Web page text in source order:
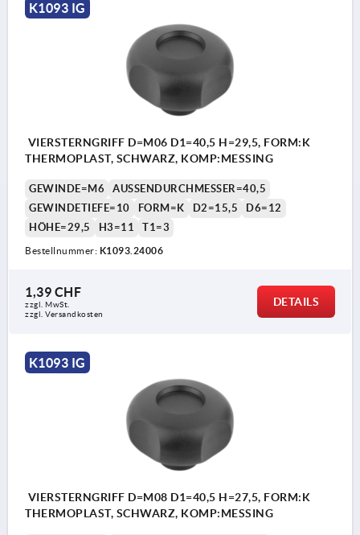
K1093 IG
VIERSTERNGRIFF D=M06 D1=40,5 H=29,5, FORM:K
THERMOPLAST, SCHWARZ, KOMP:MESSING
GEWINDE=M6
AUSSENDURCHMESSER=40,5
GEWINDETIEFE=10
FORM=K D2=15,5
D6=12
HÖHE=29,5
H3=11 T1=3
Bestellnummer: K1093.24006
1,39 CHF
zzgl. MwSt.
zzgl. Versandkosten
DETAILS
K1093 IG
VIERSTERNGRIFF D=M08 D1=40,5 H=27,5, FORM:K
THERMOPLAST, SCHWARZ, KOMP:MESSING